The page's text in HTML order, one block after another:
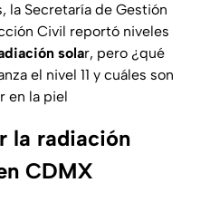
la Secretaría de Gestión
Civil reportó niveles
solar, pero ¿qué
el nivel 11 y cuáles son
en la piel
la radiación
CDMX